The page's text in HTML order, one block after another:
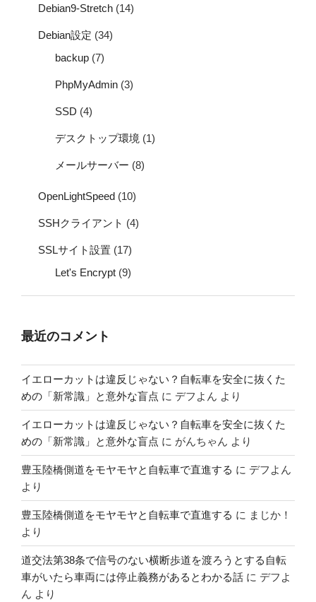
Debian9-Stretch (14)
Debian設定 (34)
backup (7)
PhpMyAdmin (3)
SSD (4)
デスクトップ環境 (1)
メールサーバー (8)
OpenLightSpeed (10)
SSHクライアント (4)
SSLサイト設置 (17)
Let's Encrypt (9)
最近のコメント
イエローカットは違反じゃない？自転車を安全に抜くた
めの「新常識」と意外な盲点 に デフよん より
イエローカットは違反じゃない？自転車を安全に抜くた
めの「新常識」と意外な盲点 に がんちゃん より
豊玉陸橋側道をモヤモヤと自転車で直進する に デフよん
より
豊玉陸橋側道をモヤモヤと自転車で直進する に まじか！
より
道交法第38条で信号のない横断歩道を渡ろうとする自転
車がいたら車両には停止義務があるとわかる話 に デフよ
ん より